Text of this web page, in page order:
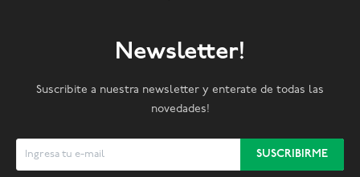
Newsletter!
Suscribite a nuestra newsletter y enterate de todas las
novedades!
SUSCRIBIRME